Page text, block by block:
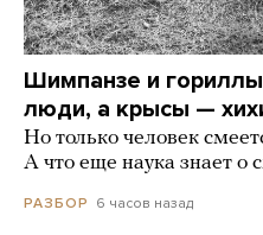
Шимпанзе и
люди, а крысы —
Но только человек
А что еще наука знает о
РАЗБОР 6 часов назад